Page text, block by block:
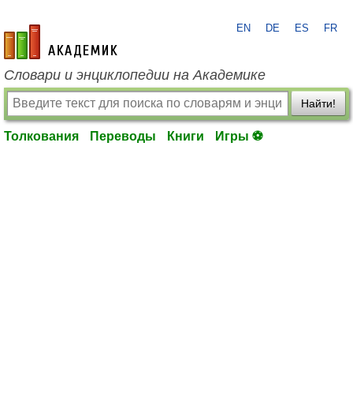
academic.ru
EN DE ES FR
Словари и энциклопедии на Академике
Найти!
Толкования Переводы Книги Игры ⚽